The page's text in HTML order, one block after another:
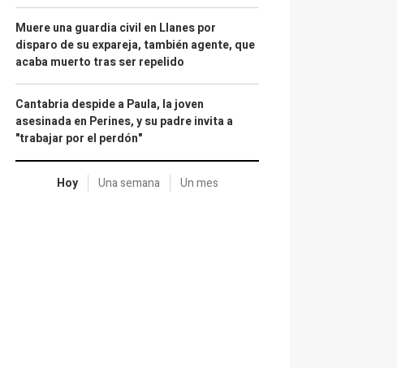
Muere una guardia civil en Llanes por
disparo de su expareja, también agente, que
acaba muerto tras ser repelido
Cantabria despide a Paula, la joven
asesinada en Perines, y su padre invita a
"trabajar por el perdón"
Hoy Una semana Un mes